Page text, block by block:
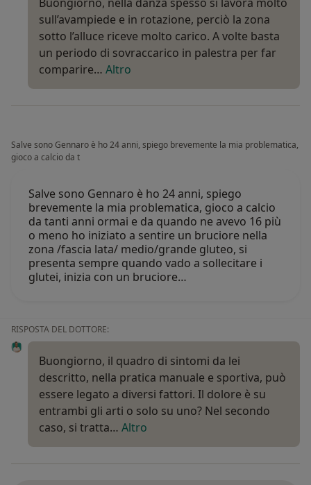
sull’avampiede e in rotazione, perciò la zona
sotto l’alluce riceve molto carico. A volte basta
un periodo di sovraccarico in palestra per far
comparire… Altro
Salve sono Gennaro è ho 24 anni, spiego brevemente la mia problematica,
gioco a calcio da t
Salve sono Gennaro è ho 24 anni, spiego
brevemente la mia problematica, gioco a calcio
da tanti anni ormai e da quando ne avevo 16 più
o meno ho iniziato a sentire un bruciore nella
zona /fascia lata/ medio/grande gluteo, si
presenta sempre quando vado a sollecitare i
glutei, inizia con un bruciore…
RISPOSTA DEL DOTTORE:
Buongiorno, il quadro di sintomi da lei
descritto, nella pratica manuale e sportiva, può
essere legato a diversi fattori. Il dolore è su
entrambi gli arti o solo su uno? Nel secondo
caso, si tratta… Altro